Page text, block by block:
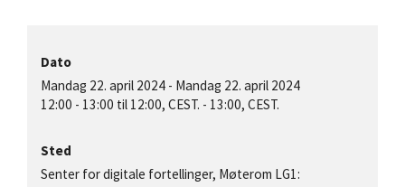
Dato
Mandag 22. april 2024 - Mandag 22. april 2024
12:00 - 13:00 til 12:00, CEST. - 13:00, CEST.
Sted
Senter for digitale fortellinger, Møterom LG1: